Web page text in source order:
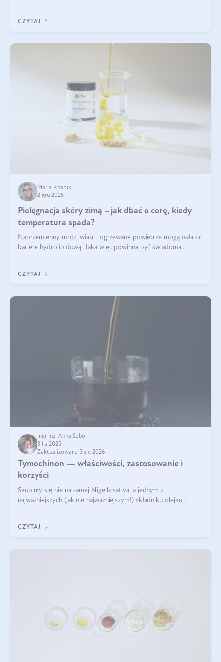
CZYTAJ
Maria Knapik
2 gru 2025
Pielęgnacja skóry zimą – jak dbać o cerę, kiedy
temperatura spada?
Naprzemienny mróz, wiatr i ogrzewane powietrze mogą osłabić
barierę hydrolipidową. Jaka więc powinna być świadoma
CZYTAJ
mgr inż. Anna Sobol
3 lis 2025
Zaktualizowano 5 sie 2026
Tymochinon — właściwości, zastosowanie i
korzyści
Skupimy się nie na samej Nigella sativa, a jednym z
najważniejszych (jak nie najważniejszym!) składniku olejku
CZYTAJ